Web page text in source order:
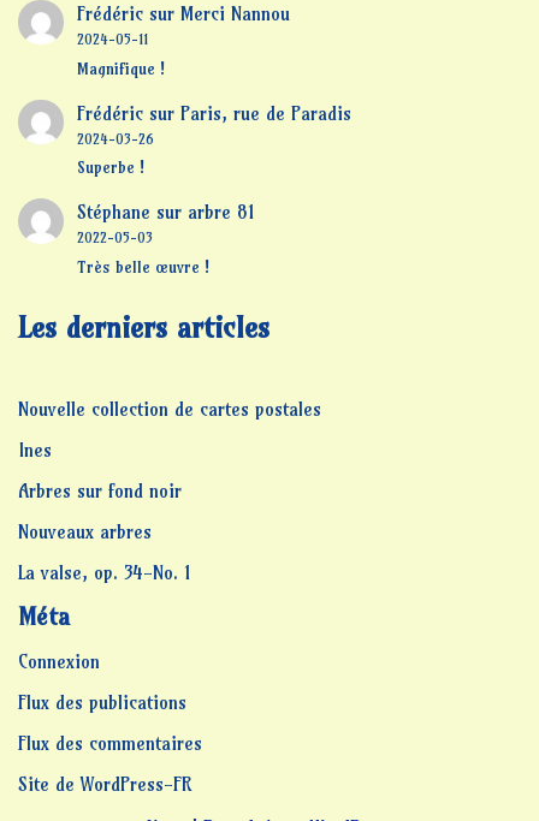
Frédéricsur Merci Nannou
2024-05-11
Magnifique !
Frédéricsur Paris, rue de Paradis
2024-03-26
Superbe !
Stéphane sur arbre 81
2022-05-03
Très belle œuvre !
Les derniers articles
Nouvelle collection de cartes postales
Ines
Arbres sur fond noir
Nouveaux arbres
La valse, op. 34-No. 1
Méta
Connexion
Flux des publications
Flux des commentaires
Site de WordPress-FR